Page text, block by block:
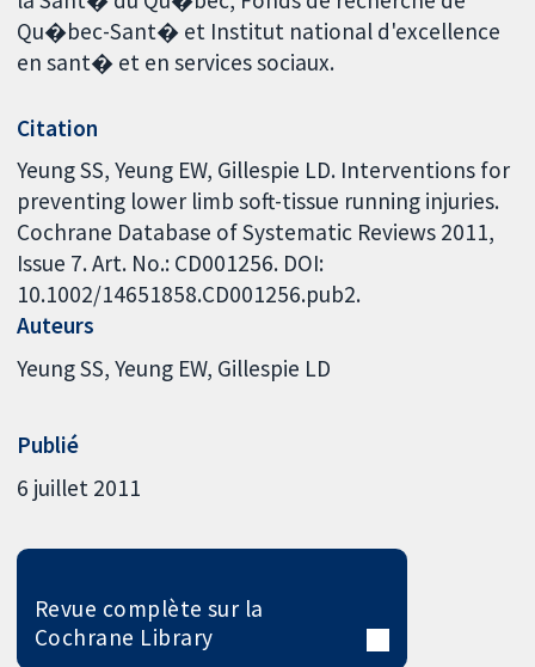
Qu�bec-Sant� et Institut national d'excellence
en sant� et en services sociaux.
Citation
Yeung SS, Yeung EW, Gillespie LD. Interventions for
preventing lower limb soft-tissue running injuries.
Cochrane Database of Systematic Reviews 2011,
Issue 7. Art. No.: CD001256. DOI:
10.1002/14651858.CD001256.pub2.
Auteurs
Yeung SS Yeung EW Gillespie LD
Publié
6 juillet 2011
Revue complète sur la
Cochrane Library